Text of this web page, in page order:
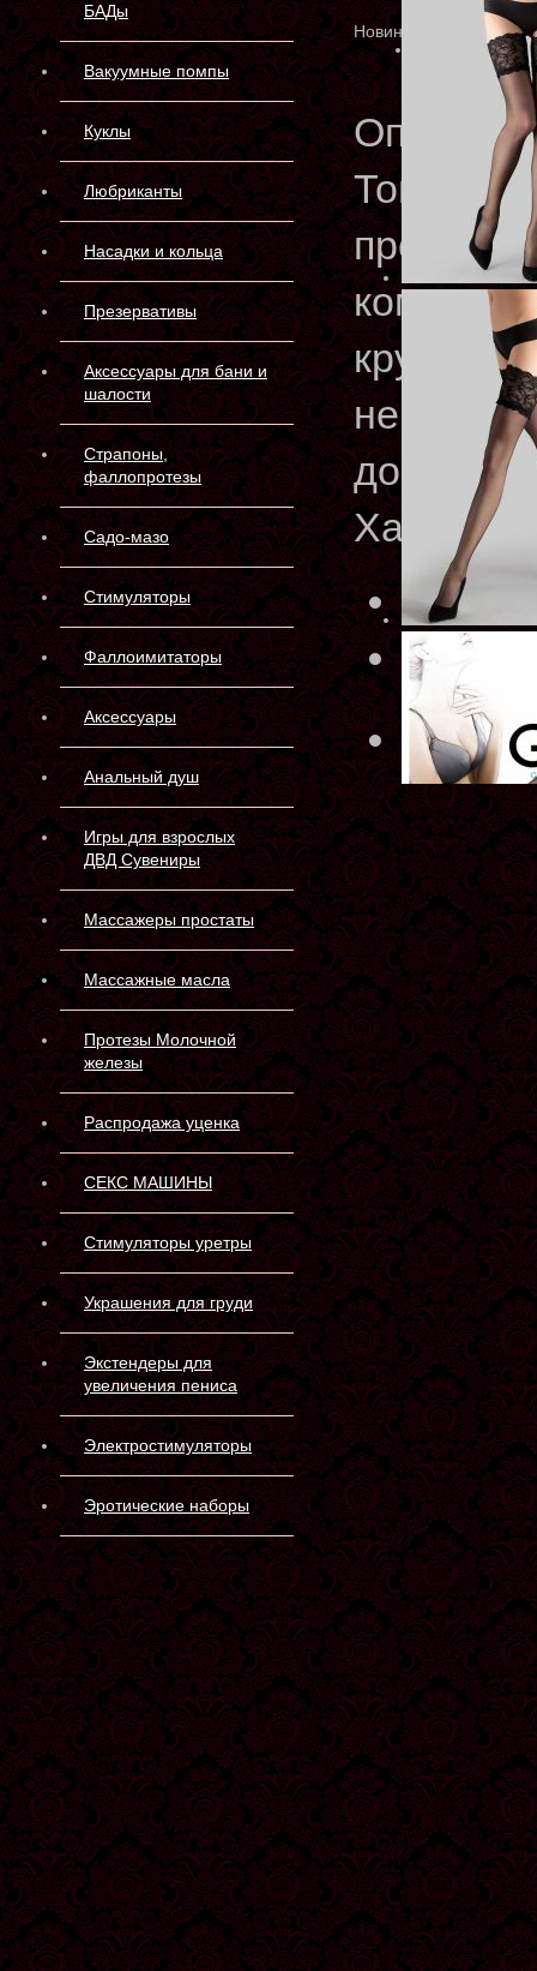
БАДы
Вакуумные помпы
Куклы
Любриканты
Насадки и кольца
Презервативы
Аксессуары для бани и
шалости
Страпоны,
фаллопротезы
Садо-мазо
Стимуляторы
Фаллоимитаторы
Аксессуары
Анальный душ
Игры для взрослых
ДВД Сувениры
Массажеры простаты
Массажные масла
Протезы Молочной
железы
Распродажа уценка
СЕКС МАШИНЫ
Стимуляторы уретры
Украшения для груди
Экстендеры для
увеличения пениса
Электростимуляторы
Эротические наборы
Новинка
Тонкие
Склад